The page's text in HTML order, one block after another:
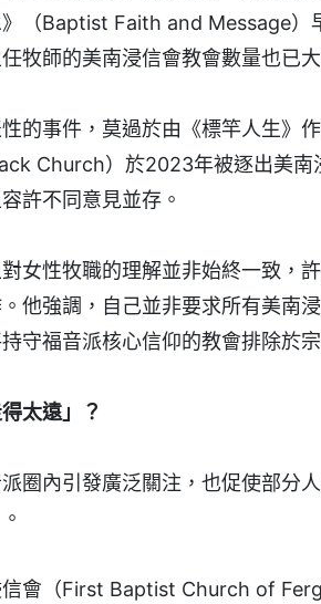
（Baptist Faith and Message）
牧師的美南浸信會教會數量也已大
的事件，莫過於由《標竿人生》
Church）於2023年被逐出美南
許不同意見並存。
女性牧職的理解並非始終一致，
他強調，自己並非要求所有美南
守福音派核心信仰的教會排除於宗
太遠」？
圈內引發廣泛關注，也促使部分
信會（First Baptist Church of